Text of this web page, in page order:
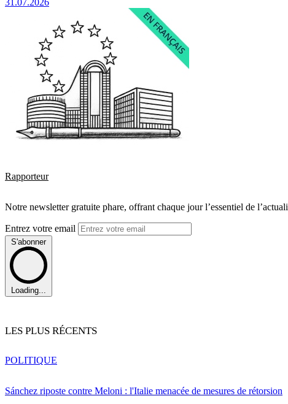
Rapporteur
Notre newsletter gratuite phare, offrant chaque jour l’essentiel de
Entrez votre email
S'abonner
Loading...
LES PLUS RÉCENTS
Sánchez riposte contre Meloni : l'Italie menacée de mesures de rétorsion
POLITIQUE